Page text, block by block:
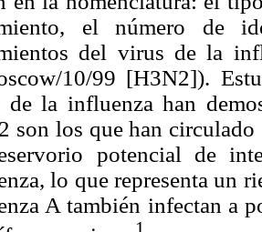
el número de
del virus de la
10/99 [H3N2]).
de la influenza han
son los que han
potencial de
lo que representa un
A también infectan a